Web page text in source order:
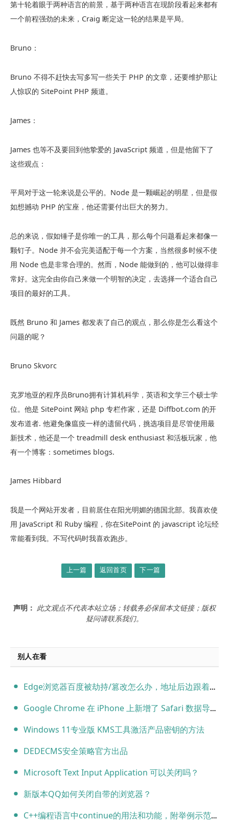
第十轮着眼于两种语言的前景，基于两种语言在现阶段看起来都有
一个前程强劲的未来，Craig 断定这一轮的结果是平局。
Bruno：
Bruno 不得不赶快去写多写一些关于 PHP 的文章，还要维护那让
人惊叹的 SitePoint PHP 频道。
James：
James 也等不及要回到他挚爱的 JavaScript 频道，但是他留下了
这些观点：
平局对于这一轮来说是公平的。Node 是一颗崛起的明星，但是假
如想撼动 PHP 的宝座，他还需要付出巨大的努力。
总的来说，假如锤子是你唯一的工具，那么每个问题看起来都像一
颗钉子。Node 并不会完美适配于每一个方案，当然很多时候不使
用 Node 也是非常合理的。然而，Node 能做到的，他可以做得非
常好。这完全由你自己来做一个明智的决定，去选择一个适合自己
项目的最好的工具。
既然 Bruno 和 James 都发表了自己的观点，那么你是怎么看这个
问题的呢？
Bruno Skvorc
克罗地亚的程序员Bruno拥有计算机科学，英语和文学三个硕士学
位。他是 SitePoint 网站 php 专栏作家，还是 Diffbot.com 的开
发布道者. 他避免像瘟疫一样的遗留代码，挑选项目是尽管使用最
新技术，他还是一个 treadmill desk enthusiast 和活板玩家，他
有一个博客：sometimes blogs.
James Hibbard
我是一个网站开发者，目前居住在阳光明媚的德国北部。我喜欢使
用 JavaScript 和 Ruby 编程，你在SitePoint 的 javascript 论坛经
常能看到我。不写代码时我喜欢跑步。
上一篇 返回首页 下一篇
声明： 此文观点不代表本站立场；转载务必保留本文链接；版权
疑问请联系我们。
别人在看
Edge浏览器百度被劫持/篡改怎么办，地址后边跟着尾巴#tn=68018901_7_oem_dg
Google Chrome 在 iPhone 上新增了 Safari 数据导入选项
Windows 11专业版 KMS工具激活产品密钥的方法
DEDECMS安全策略官方出品
Microsoft Text Input Application 可以关闭吗？
新版本QQ如何关闭自带的浏览器？
C++编程语言中continue的用法和功能，附举例示范代码